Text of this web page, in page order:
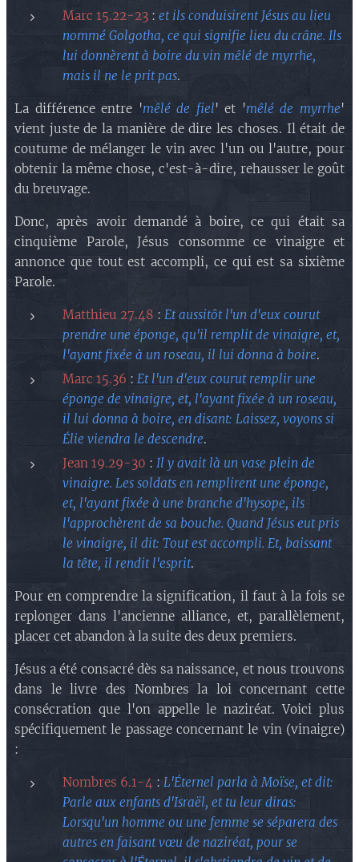
Marc 15.22-23 : et ils conduisirent Jésus au lieu
nommé Golgotha, ce qui signifie lieu du crâne. Ils
lui donnèrent à boire du vin mêlé de myrrhe,
mais il ne le prit pas.
La différence entre 'mêlé de fiel' et 'mêlé de myrrhe'
vient juste de la manière de dire les choses. Il était de
coutume de mélanger le vin avec l'un ou l'autre, pour
obtenir la même chose, c'est-à-dire, rehausser le goût
du breuvage.
Donc, après avoir demandé à boire, ce qui était sa
cinquième Parole, Jésus consomme ce vinaigre et
annonce que tout est accompli, ce qui est sa sixième
Parole.
Matthieu 27.48 : Et aussitôt l'un d'eux courut
prendre une éponge, qu'il remplit de vinaigre, et,
l'ayant fixée à un roseau, il lui donna à boire.
Marc 15.36 : Et l'un d'eux courut remplir une
éponge de vinaigre, et, l'ayant fixée à un roseau,
il lui donna à boire, en disant: Laissez, voyons si
Élie viendra le descendre.
Jean 19.29-30 : Il y avait là un vase plein de
vinaigre. Les soldats en remplirent une éponge,
et, l'ayant fixée à une branche d'hysope, ils
l'approchèrent de sa bouche. Quand Jésus eut pris
le vinaigre, il dit: Tout est accompli. Et, baissant
la tête, il rendit l'esprit.
Pour en comprendre la signification, il faut à la fois se
replonger dans l'ancienne alliance, et, parallèlement,
placer cet abandon à la suite des deux premiers.
Jésus a été consacré dès sa naissance, et nous trouvons
dans le livre des Nombres la loi concernant cette
consécration que l'on appelle le naziréat. Voici plus
spécifiquement le passage concernant le vin (vinaigre)
:
Nombres 6.1-4 : L'Éternel parla à Moïse, et dit:
Parle aux enfants d'Israël, et tu leur diras:
Lorsqu'un homme ou une femme se séparera des
autres en faisant vœu de naziréat, pour se